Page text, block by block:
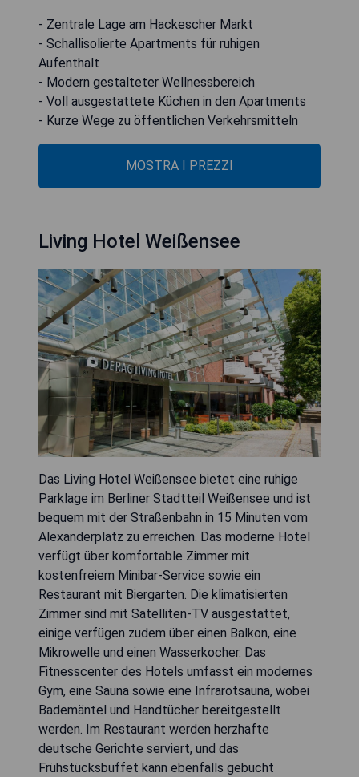
- Zentrale Lage am Hackescher Markt
- Schallisolierte Apartments für ruhigen
Aufenthalt
- Modern gestalteter Wellnessbereich
- Voll ausgestattete Küchen in den Apartments
- Kurze Wege zu öffentlichen Verkehrsmitteln
MOSTRA I PREZZI
Living Hotel Weißensee
Das Living Hotel Weißensee bietet eine ruhige
Parklage im Berliner Stadtteil Weißensee und ist
bequem mit der Straßenbahn in 15 Minuten vom
Alexanderplatz zu erreichen. Das moderne Hotel
verfügt über komfortable Zimmer mit
kostenfreiem Minibar-Service sowie ein
Restaurant mit Biergarten. Die klimatisierten
Zimmer sind mit Satelliten-TV ausgestattet,
einige verfügen zudem über einen Balkon, eine
Mikrowelle und einen Wasserkocher. Das
Fitnesscenter des Hotels umfasst ein modernes
Gym, eine Sauna sowie eine Infrarotsauna, wobei
Bademäntel und Handtücher bereitgestellt
werden. Im Restaurant werden herzhafte
deutsche Gerichte serviert, und das
Frühstücksbuffet kann ebenfalls gebucht